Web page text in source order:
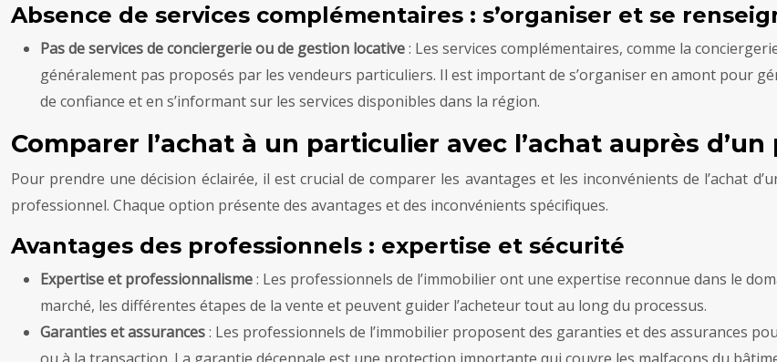
Absence de services complémentaires : s’organiser et se
Pas de services de conciergerie ou de gestion locative: Les services complémentaires, comme la
généralement pas proposés par les vendeurs particuliers. Il est important de s’organiser en amont pour
de confiance et en s’informant sur les services disponibles dans la région.
Comparer l’achat à un particulier avec l’achat auprès
Pour prendre une décision éclairée, il est crucial de comparer les avantages et les inconvénients de l’achat
professionnel. Chaque option présente des avantages et des inconvénients spécifiques.
Avantages des professionnels : expertise et sécurité
Expertise et professionnalisme: Les professionnels de l’immobilier ont une expertise reconnue dans le
marché, les différentes étapes de la vente et peuvent guider l’acheteur tout au long du processus.
Garanties et assurances: Les professionnels de l’immobilier proposent des garanties et des assurances
ou à la transaction. La garantie décennale est une protection importante qui couvre les malfaçons du